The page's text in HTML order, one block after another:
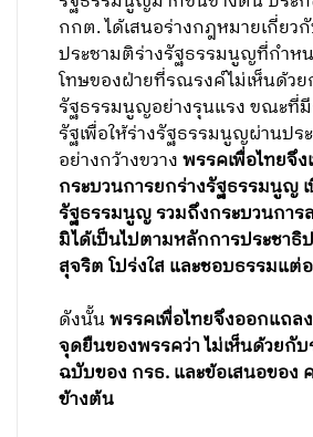
กกต. ได้เสนอร่างกฎหมายเกี่ยว
ประชามติร่างรัฐธรรมนูญที่กำห
โทษของฝ่ายที่รณรงค์ไม่เห็นด้วย
รัฐธรรมนูญอย่างรุนแรง ขณะที่มี
รัฐเพื่อให้ร่างรัฐธรรมนูญผ่านปร
อย่างกว้างขวางพรรคเพื่อไทยจึง
กระบวนการยกร่างรัฐธรรมนูญ
รัฐธรรมนูญ รวมถึงกระบวนการ
มิได้เป็นไปตามหลักการประชาธิ
สุจริต โปร่งใส และชอบธรรมแต่
ดังนั้นพรรคเพื่อไทยจึงออกแถล
จุดยืนของพรรคว่า ไม่เห็นด้วยกั
ฉบับของ กรธ. และข้อเสนอของ
ข้างต้น